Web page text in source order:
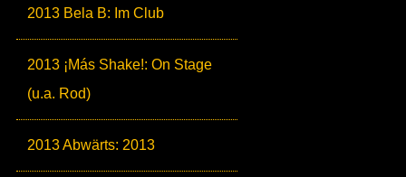
2013 Bela B: Im Club
2013 ¡Más Shake!: On Stage
(u.a. Rod)
2013 Abwärts: 2013